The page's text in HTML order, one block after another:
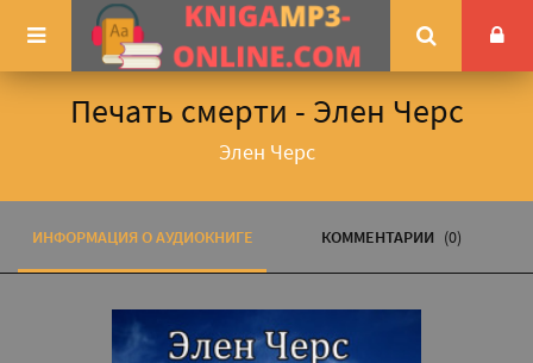
Печать смерти - Элен Черс
Элен Черс
ИНФОРМАЦИЯ О АУДИОКНИГЕ КОММЕНТАРИИ (0)